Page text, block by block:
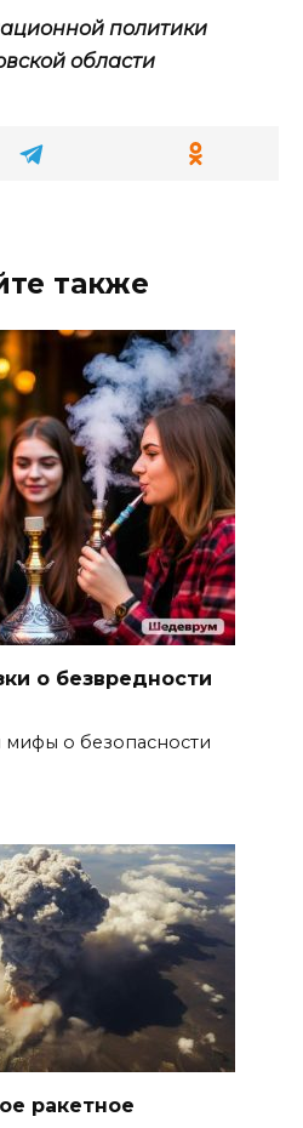
политики
области
также
о безвредности
мифы о безопасности
ракетное